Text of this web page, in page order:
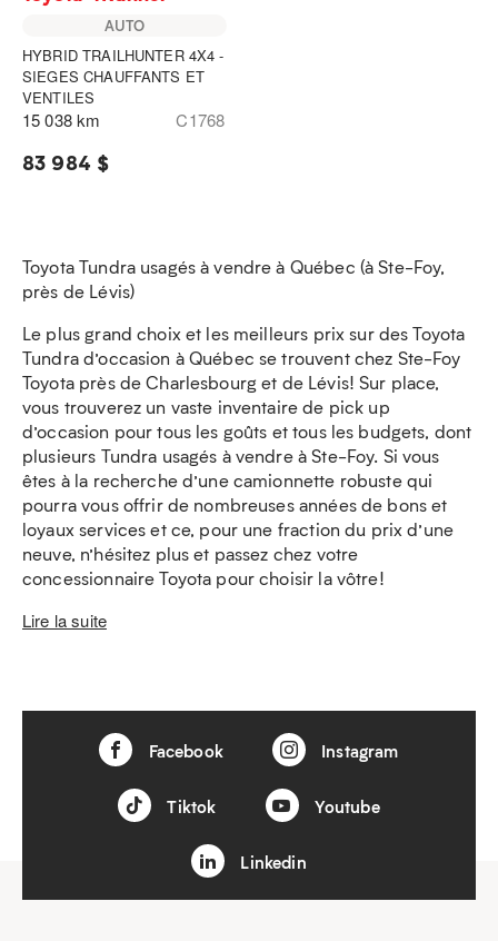
AUTO
HYBRID TRAILHUNTER 4X4 -
SIEGES CHAUFFANTS ET
VENTILES
15 038 km C1768
83 984 $
Toyota Tundra usagés à vendre à Québec (à Ste-Foy,
près de Lévis)
Le plus grand choix et les meilleurs prix sur des Toyota
Tundra d’occasion à Québec se trouvent chez Ste-Foy
Toyota près de Charlesbourg et de Lévis! Sur place,
vous trouverez un vaste inventaire de pick up
d’occasion pour tous les goûts et tous les budgets, dont
plusieurs Tundra usagés à vendre à Ste-Foy. Si vous
êtes à la recherche d’une camionnette robuste qui
pourra vous offrir de nombreuses années de bons et
loyaux services et ce, pour une fraction du prix d’une
neuve, n’hésitez plus et passez chez votre
concessionnaire Toyota pour choisir la vôtre!
Lire la suite
Facebook Instagram
Tiktok Youtube
Linkedin